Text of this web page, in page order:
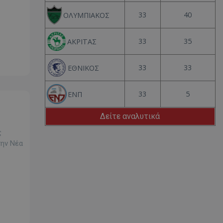
Νέα
ΟΛΥΜΠΙΑΚΟΣ 33 40
ΑΚΡΙΤΑΣ 33 35
ΕΘΝΙΚΟΣ 33 33
ΕΝΠ 33 5
Δείτε αναλυτικά